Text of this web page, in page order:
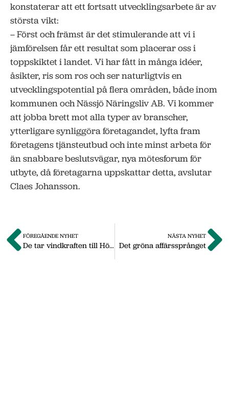
konstaterar att ett fortsatt utvecklingsarbete är av
största vikt:
– Först och främst är det stimulerande att vi i
jämförelsen får ett resultat som placerar oss i
toppskiktet i landet. Vi har fått in många idéer,
åsikter, ris som ros och ser naturligtvis en
utvecklingspotential på flera områden, både inom
kommunen och Nässjö Näringsliv AB. Vi kommer
att jobba brett mot alla typer av branscher,
ytterligare synliggöra företagandet, lyfta fram
företagens tjänsteutbud och inte minst arbeta för
än snabbare beslutsvägar, nya mötesforum för
utbyte, då företagarna uppskattar detta, avslutar
Claes Johansson.
FÖREGÅENDE NYHET
De tar vindkraften till Höglandet
NÄSTA NYHET
Det gröna affärssprånget